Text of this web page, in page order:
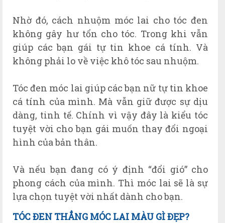
Nhờ đó, cách nhuộm móc lai cho tóc đen
không gây hư tổn cho tóc. Trong khi vẫn
giúp các bạn gái tự tin khoe cá tính. Và
không phải lo về việc khô tóc sau nhuộm.
Tóc đen móc lai giúp các bạn nữ tự tin khoe
cá tính của mình. Mà vẫn giữ được sự dịu
dàng, tinh tế. Chính vì vậy đây là kiểu tóc
tuyệt vời cho bạn gái muốn thay đổi ngoại
hình của bản thân.
Và nếu bạn đang có ý định “đổi gió” cho
phong cách của mình. Thì móc lai sẽ là sự
lựa chọn tuyệt vời nhất dành cho bạn.
TÓC ĐEN THẲNG MÓC LAI MÀU GÌ ĐẸP?